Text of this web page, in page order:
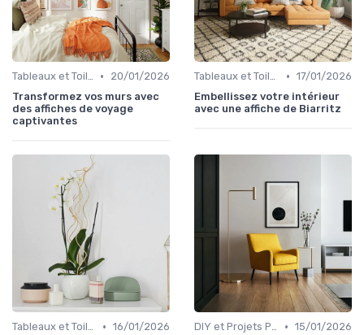
Tableaux et Toiles •
20/01/2026
Transformez vos murs avec
des affiches de voyage
captivantes
Tableaux et Toiles • 17/01/2026
Embellissez votre intérieur
avec une affiche de Biarritz
Tableaux et Toiles • 16/01/2026
DIY et Projets Personnalisés • 15/01/2026